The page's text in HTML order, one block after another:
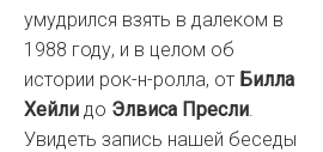
умудрился взять в далеком в
1988 году, и в целом об
истории рок-н-ролла, от Билла
Хейли до Элвиса Пресли.
Увидеть запись нашей беседы